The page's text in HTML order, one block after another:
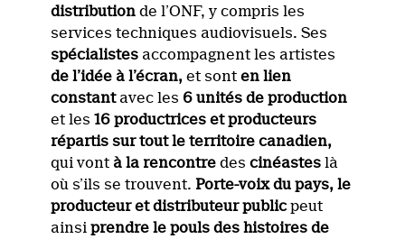
distributionde l’ONF, y compris les
services techniques audiovisuels. Ses
spécialistes accompagnent les artistes
de l’idée à l’écran, et sonten lien
constant avec les 6 unités de production
et les16 productrices et producteurs
répartis sur tout le territoire canadien,
qui vont à la rencontredes cinéasteslà
où s’ils se trouvent.Porte-voix du pays, le
producteur et distributeur publicpeut
ainsiprendre le pouls des histoires de